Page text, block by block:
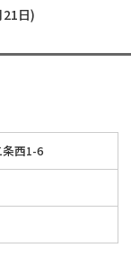
日)
西1-6